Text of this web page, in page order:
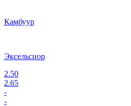
Камбуур
Эксельсиор
2.50
2.65
-
-